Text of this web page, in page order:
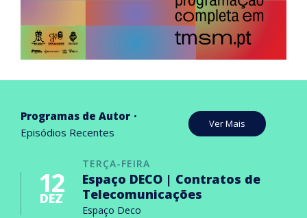
Programas de Autor
Episódios Recentes
Ver Mais
TERÇA-FEIRA
12
DEZ
Espaço DECO | Contratos de
Telecomunicações
Espaço Deco